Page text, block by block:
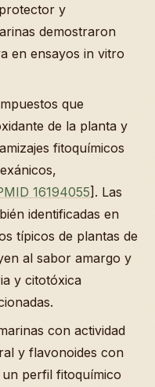
y
demostraron
en ensayos in vitro
que
de la planta y
fitoquímicos
16194055]. Las
identificadas en
típicos de plantas de
al sabor amargo y
y citotóxica
con actividad
y flavonoides con
perfil fitoquímico